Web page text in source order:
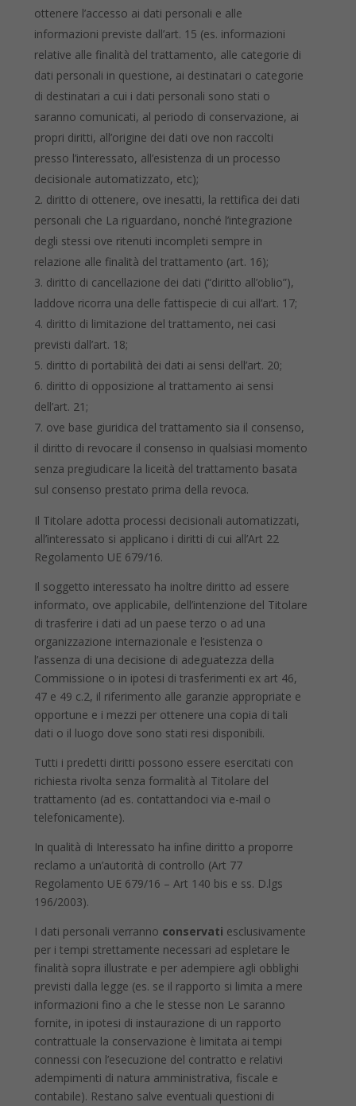
ottenere l’accesso ai dati personali e alle
informazioni previste dall’art. 15 (es. informazioni
relative alle finalità del trattamento, alle categorie di
dati personali in questione, ai destinatari o categorie
di destinatari a cui i dati personali sono stati o
saranno comunicati, al periodo di conservazione, ai
propri diritti, all’origine dei dati ove non raccolti
presso l’interessato, all’esistenza di un processo
decisionale automatizzato, etc);
diritto di ottenere, ove inesatti, la rettifica dei dati
personali che La riguardano, nonché l’integrazione
degli stessi ove ritenuti incompleti sempre in
relazione alle finalità del trattamento (art. 16);
diritto di cancellazione dei dati (“diritto all’oblio”),
laddove ricorra una delle fattispecie di cui all’art. 17;
diritto di limitazione del trattamento, nei casi
previsti dall’art. 18;
diritto di portabilità dei dati ai sensi dell’art. 20;
diritto di opposizione al trattamento ai sensi
dell’art. 21;
ove base giuridica del trattamento sia il consenso,
il diritto di revocare il consenso in qualsiasi momento
senza pregiudicare la liceità del trattamento basata
sul consenso prestato prima della revoca.
Il Titolare adotta processi decisionali automatizzati,
all’interessato si applicano i diritti di cui all’Art 22
Regolamento UE 679/16.
Il soggetto interessato ha inoltre diritto ad essere
informato, ove applicabile, dell’intenzione del Titolare
di trasferire i dati ad un paese terzo o ad una
organizzazione internazionale e l’esistenza o
l’assenza di una decisione di adeguatezza della
Commissione o in ipotesi di trasferimenti ex art 46,
47 e 49 c.2, il riferimento alle garanzie appropriate e
opportune e i mezzi per ottenere una copia di tali
dati o il luogo dove sono stati resi disponibili.
Tutti i predetti diritti possono essere esercitati con
richiesta rivolta senza formalità al Titolare del
trattamento (ad es. contattandoci via e-mail o
telefonicamente).
In qualità di Interessato ha infine diritto a proporre
reclamo a un’autorità di controllo (Art 77
Regolamento UE 679/16 – Art 140 bis e ss. D.lgs
196/2003).
I dati personali verranno conservati esclusivamente
per i tempi strettamente necessari ad espletare le
finalità sopra illustrate e per adempiere agli obblighi
previsti dalla legge (es. se il rapporto si limita a mere
informazioni fino a che le stesse non Le saranno
fornite, in ipotesi di instaurazione di un rapporto
contrattuale la conservazione è limitata ai tempi
connessi con l’esecuzione del contratto e relativi
adempimenti di natura amministrativa, fiscale e
contabile). Restano salve eventuali questioni di